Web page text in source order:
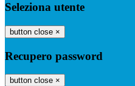
Seleziona utente
button close ×
Recupero password
button close ×